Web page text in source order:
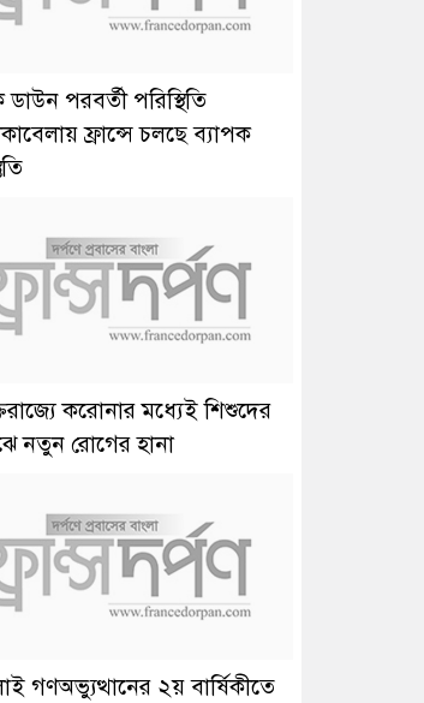
পরবর্তী পরিস্থিতি
ফ্রান্সে চলছে ব্যাপক
করোনার মধ্যেই শিশুদের
নতুন রোগের হানা
গণঅভ্যুত্থানের ২য় বার্ষিকীতে